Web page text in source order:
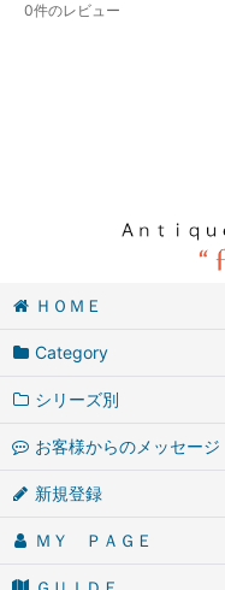
0件のレビュー
ＨＯＭＥ
Category
シリーズ別
お客様からのメッセージ
新規登録
ＭＹ ＰＡＧＥ